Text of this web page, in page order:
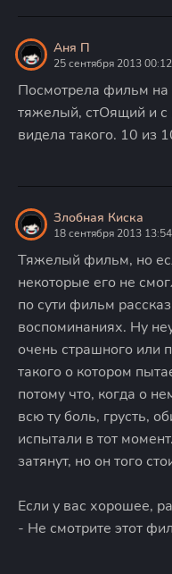
Аня П
25 сентября 2013
Посмотрела фильм
тяжелый, стОящий и
видела такого. 10 из
Злобная Киcка
18 сентября 2013
Тяжелый фильм, но
некоторые его не
по сути фильм
воспоминаниях. Ну
очень страшного или
такого о котором
потому что, когда о
всю ту боль, грусть,
испытали в тот
затянут, но он того
Если у вас хорошее,
- Не смотрите этот